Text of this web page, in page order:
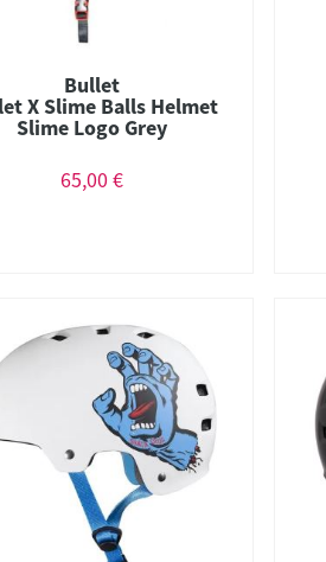
Bullet
X Slime Balls Helmet
Slime Logo Grey
65,00 €